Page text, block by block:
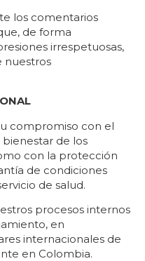
los comentarios
de forma
irrespetuosas,
nuestros
compromiso con el
de los
con la protección
de condiciones
de salud.
procesos internos
en
internacionales de
en Colombia.